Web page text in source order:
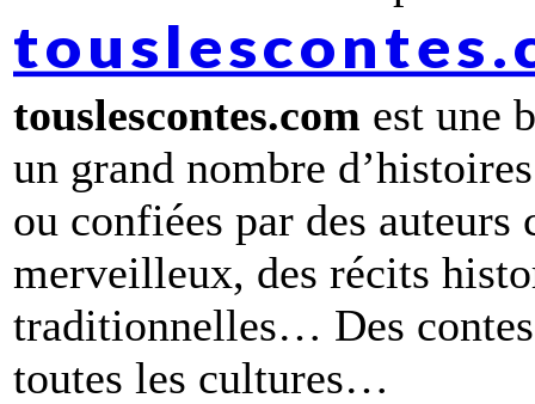
touslescontes.com est une
un grand nombre
ou confiées par des
merveilleux, des récits
traditionnelles… Des
toutes les cultures